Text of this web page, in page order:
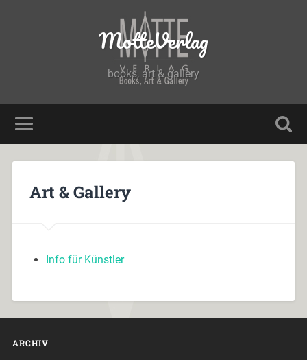
MotteVerlag
books, art & gallery
Art & Gallery
Info für Künstler
ARCHIV